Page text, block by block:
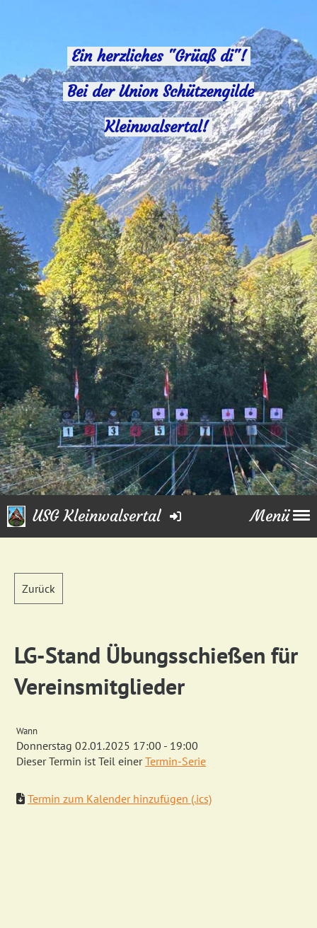
Ein herzliches "Grüaß di"!
Bei der Union Schützengilde
Kleinwalsertal!
Menü
USG Kleinwalsertal
Zurück
LG-Stand Übungsschießen für
Vereinsmitglieder
Wann
Donnerstag 02.01.2025 17:00 - 19:00
Dieser Termin ist Teil einerTermin-Serie
Termin zum Kalender hinzufügen (.ics)